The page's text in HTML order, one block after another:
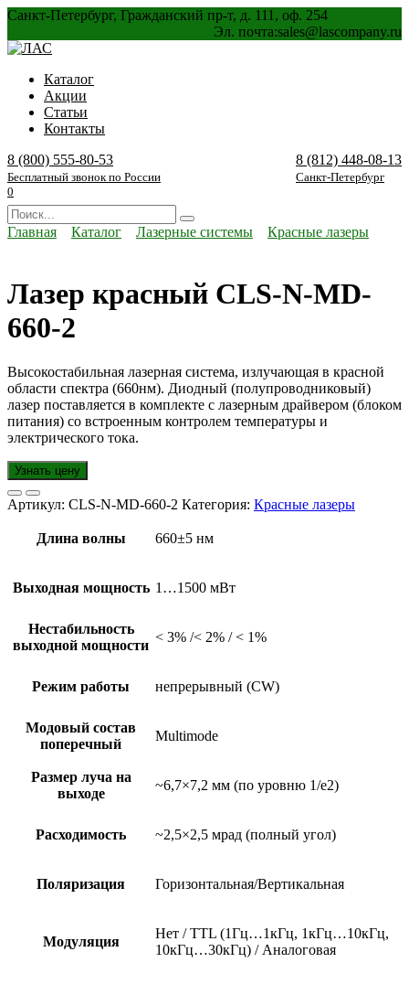
Перейти
содержанию
Санкт-Петербург, Гражданский пр-т, д. 111, оф. 254
Эл. почта:sales@lascompany.ru
Каталог
Акции
Статьи
Контакты
8 (800) 555-80-53
Бесплатный звонок по России
8 (812) 448-08-13
Санкт-Петербург
0
Search
for:
Главная Каталог Лазерные системы Красные лазеры
Лазер красный CLS-N-MD-
660-2
Высокостабильная лазерная система, излучающая в красной
области спектра (660нм). Диодный (полупроводниковый)
лазер поставляется в комплекте с лазерным драйвером (блоком
питания) со встроенным контролем температуры и
электрического тока.
Узнать цену
Артикул: CLS-N-MD-660-2 Категория: Красные лазеры
Длина волны 660±5 нм
Выходная мощность 1…1500 мВт
Нестабильность
выходной мощности
< 3% /< 2% / < 1%
Режим работы непрерывный (CW)
Модовый состав
поперечный
Multimode
Размер луча на
выходе
~6,7×7,2 мм (по уровню 1/e2)
Расходимость ~2,5×2,5 мрад (полный угол)
Поляризация Горизонтальная/Вертикальная
Модуляция
Нет / TTL (1Гц…1кГц, 1кГц…10кГц,
10кГц…30кГц) / Аналоговая